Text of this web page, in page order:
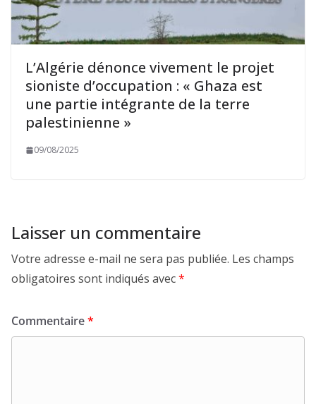
L’Algérie dénonce vivement le projet
sioniste d’occupation : « Ghaza est
une partie intégrante de la terre
palestinienne »
09/08/2025
Laisser un commentaire
Votre adresse e-mail ne sera pas publiée. Les champs
obligatoires sont indiqués avec*
Commentaire*